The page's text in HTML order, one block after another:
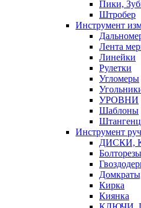
Пики,
Штробер
Инструмент
Лента
Линейки
Рулетки
Угломеры
УРОВНИ
Шаблоны
Инструмент
ДИСКИ,
Кирка
Киянка